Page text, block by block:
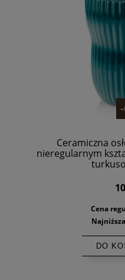
Ceramiczna
nieregularnym
Cena
DO